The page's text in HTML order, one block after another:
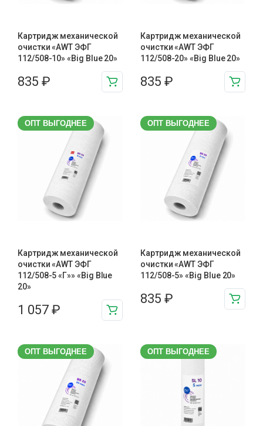
Картридж механической
очистки «AWT ЭФГ
112/508-10» «Big Blue 20»
835 ₽
Картридж механической
очистки «AWT ЭФГ
112/508-20» «Big Blue 20»
835 ₽
ОПТ ВЫГОДНЕЕ
Картридж механической
очистки «AWT ЭФГ
112/508-5 «Г»» «Big Blue
20»
1 057 ₽
ОПТ ВЫГОДНЕЕ
Картридж механической
очистки «AWT ЭФГ
112/508-5» «Big Blue 20»
835 ₽
ОПТ ВЫГОДНЕЕ ОПТ ВЫГОДНЕЕ